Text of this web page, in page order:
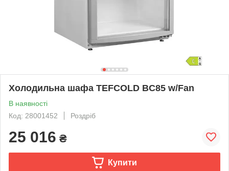
Холодильна шафа TEFCOLD BC85 w/Fan
В наявності
Код: 28001452
Роздріб
25 016 ₴
Купити